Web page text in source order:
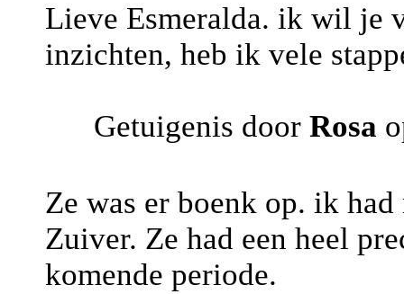
Lieve Esmeralda. ik wil je
inzichten, heb ik vele
Getuigenis door Rosa
Ze was er boenk op. ik
Zuiver. Ze had een heel
komende periode.